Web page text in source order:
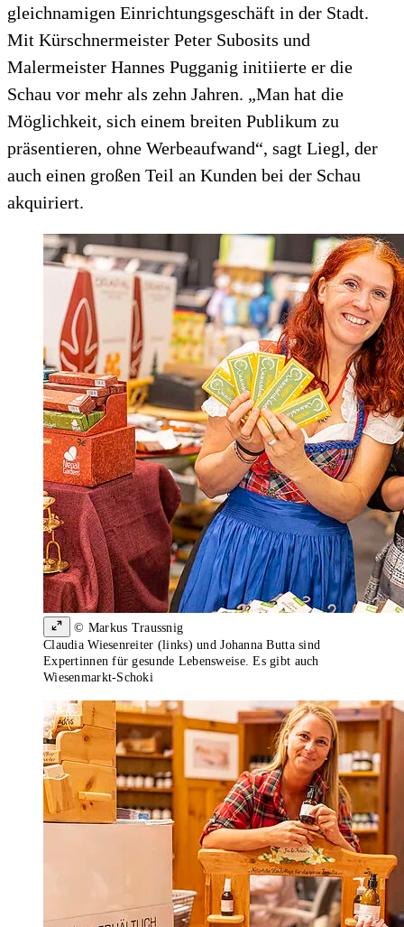
gleichnamigen Einrichtungsgeschäft in der Stadt.
Mit Kürschnermeister Peter Subosits und
Malermeister Hannes Pugganig initiierte er die
Schau vor mehr als zehn Jahren. „Man hat die
Möglichkeit, sich einem breiten Publikum zu
präsentieren, ohne Werbeaufwand“, sagt Liegl, der
auch einen großen Teil an Kunden bei der Schau
akquiriert.
© Markus Traussnig
Claudia Wiesenreiter (links) und Johanna Butta sind
Expertinnen für gesunde Lebensweise. Es gibt auch
Wiesenmarkt-Schoki